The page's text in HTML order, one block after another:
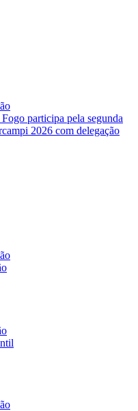
participa pela segunda
2026 com delegação